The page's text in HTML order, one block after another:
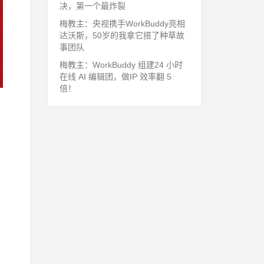
决，第一个最炸裂
梅教主：央视携手WorkBuddy亮相
达沃斯，50岁的我拿它搭了种草故
事团队
梅教主：WorkBuddy 组建24 小时
在线 AI 编辑团，做IP 效率翻 5
倍！